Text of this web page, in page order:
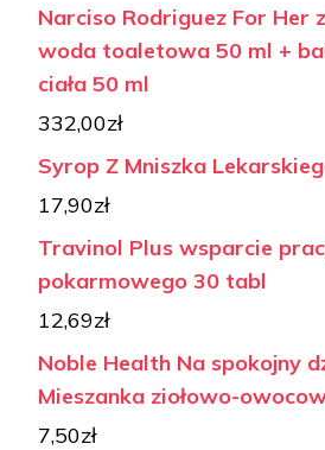
Narciso Rodriguez For Her
woda toaletowa 50 ml +
ciała 50 ml
332,00zł
Syrop Z Mniszka
17,90zł
Travinol Plus wsparcie
pokarmowego 30 tabl
12,69zł
Noble Health Na spokojny
Mieszanka ziołowo-
7,50zł